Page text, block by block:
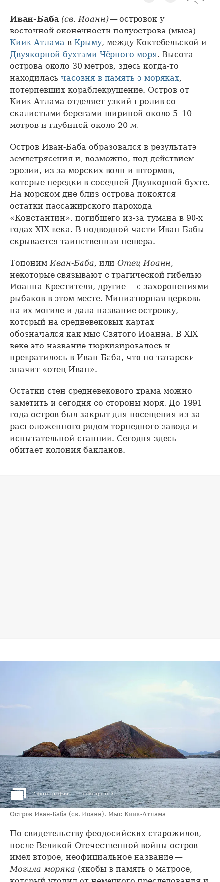
Иван-Баба (св. Иоанн)— островок у
восточной оконечности полуострова (мыса)
Киик-Атлама в Крыму, между Коктебельской и
Двуякорной бухтами Чёрного моря. Высота
острова около 30 метров, здесь когда-то
находилась часовня в память о моряках,
потерпевших кораблекрушение. Остров от
Киик-Атлама отделяет узкий пролив со
скалистыми берегами шириной около 5–10
метров и глубиной около 20 м.
Остров Иван-Баба образовался в результате
землетрясения и, возможно, под действием
эрозии, из-за морских волн и штормов,
которые нередки в соседней Двуякорной бухте.
На морском дне близ острова покоятся
остатки пассажирского парохода
«Константин», погибшего из-за тумана в 90-х
годах XIX века. В подводной части Иван-Бабы
скрывается таинственная пещера.
ТопонимИван-Баба, или Отец Иоанн,
некоторые связывают с трагической гибелью
Иоанна Крестителя, другие — с захоронениями
рыбаков в этом месте. Миниатюрная церковь
на их могиле и дала название островку,
который на средневековых картах
обозначался как мыс Святого Иоанна. В XIX
веке это название тюркизировалось и
превратилось в Иван-Баба, что по-татарски
значит «отец Иван».
Остатки стен средневекового храма можно
заметить и сегодня со стороны моря. До 1991
года остров был закрыт для посещения из-за
расположенного рядом торпедного завода и
испытательной станции. Сегодня здесь
обитает колония бакланов.
2 фотографии Посмотреть ›
Остров Иван-Баба (св. Иоанн). Мыс Киик-Атлама
По свидетельству феодосийских старожилов,
после Великой Отечественной войны остров
имел второе, неофициальное название —
Могила моряка (якобы в память о матросе,